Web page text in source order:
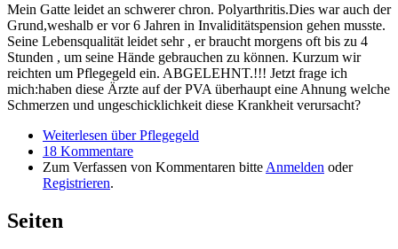
Mein Gatte leidet an schwerer chron. Polyarthritis.Dies war auch der
Grund,weshalb er vor 6 Jahren in Invaliditätspension gehen musste.
Seine Lebensqualität leidet sehr , er braucht morgens oft bis zu 4
Stunden , um seine Hände gebrauchen zu können. Kurzum wir
reichten um Pflegegeld ein. ABGELEHNT.!!! Jetzt frage ich
mich:haben diese Ärzte auf der PVA überhaupt eine Ahnung welche
Schmerzen und ungeschicklichkeit diese Krankheit verursacht?
Weiterlesen über Pflegegeld
18 Kommentare
Zum Verfassen von Kommentaren bitte Anmelden oder
Registrieren.
Seiten